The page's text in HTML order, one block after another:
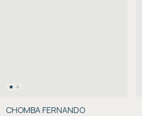
CHOMBA FERNANDO